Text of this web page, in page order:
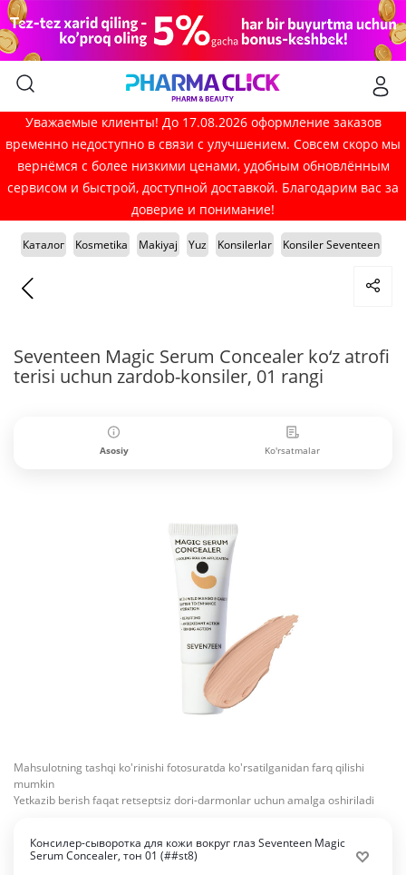
Уважаемые клиенты! До 17.08.2026 оформление заказов
временно недоступно в связи с улучшением. Совсем скоро мы
вернёмся с более низкими ценами, удобным обновлённым
сервисом и быстрой, доступной доставкой. Благодарим вас за
доверие и понимание!
Каталог Kosmetika Makiyaj Yuz Konsilerlar Konsiler Seventeen
Seventeen Magic Serum Concealer ko‘z atrofi
terisi uchun zardob-konsiler, 01 rangi
Asosiy Ko'rsatmalar
Mahsulotning tashqi ko'rinishi fotosuratda ko'rsatilganidan farq qilishi
mumkin
Yetkazib berish faqat retseptsiz dori-darmonlar uchun amalga oshiriladi
Консилер-сыворотка для кожи вокруг глаз Seventeen Magic
Serum Concealer, тон 01 (##st8)